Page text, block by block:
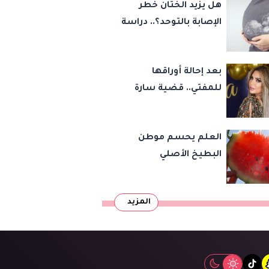
هل يزيد الختان خطر
الإصابة بالتوحد؟.. دراسة
بعد إحالة أوراقها
للمفتي.. قضية سارة
العلم يحسم موطن
البطيخ الأصلي
المزيد